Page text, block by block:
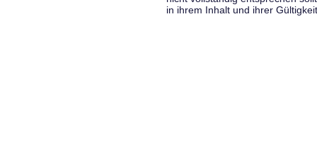
in ihrem Inhalt und ihrer